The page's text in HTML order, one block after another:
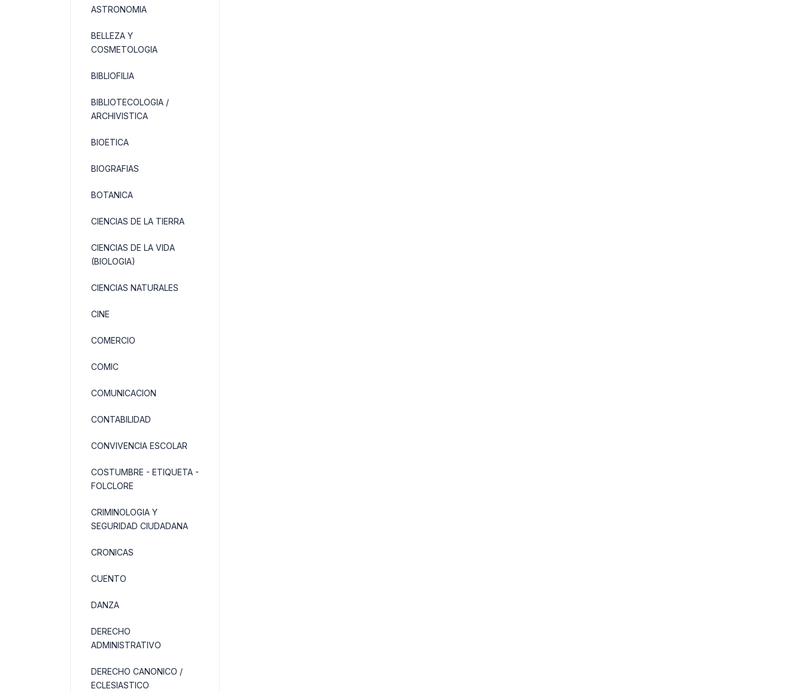
ASTRONOMIA
BELLEZA Y
COSMETOLOGIA
BIBLIOFILIA
BIBLIOTECOLOGIA /
ARCHIVISTICA
BIOETICA
BIOGRAFIAS
BOTANICA
CIENCIAS DE LA TIERRA
CIENCIAS DE LA VIDA
(BIOLOGIA)
CIENCIAS NATURALES
CINE
COMERCIO
COMIC
COMUNICACION
CONTABILIDAD
CONVIVENCIA ESCOLAR
COSTUMBRE - ETIQUETA -
FOLCLORE
CRIMINOLOGIA Y
SEGURIDAD CIUDADANA
CRONICAS
CUENTO
DANZA
DERECHO
ADMINISTRATIVO
DERECHO CANONICO /
ECLESIASTICO